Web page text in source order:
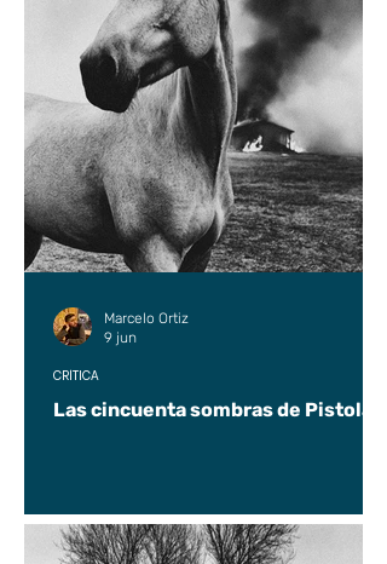
Las cincuenta sombras de Pistolas
CRÍTICA
Marcelo Ortiz
9 jun